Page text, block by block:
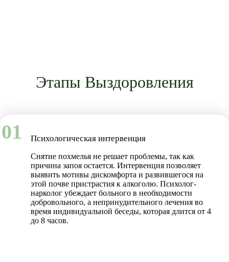
Этапы Выздоровления
01 Психологическая интервенция
Снятие похмелья не решает проблемы, так как
причина запоя остается. Интервенция позволяет
выявить мотивы дискомфорта и развившегося на
этой почве пристрастия к алкоголю. Психолог-
нарколог убеждает больного в необходимости
добровольного, а непринудительного лечения во
время индивидуальной беседы, которая длится от 4
до 8 часов.